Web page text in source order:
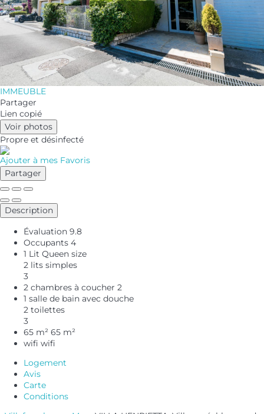
IMMEUBLE
Partager
Lien copié
Voir photos
Propre et désinfecté
Ajouter à mes Favoris
Partager
Description
Évaluation 9.8
Occupants 4
1 Lit Queen size
2 lits simples
3
2 chambres à coucher 2
1 salle de bain avec douche
2 toilettes
3
65 m² 65 m²
wifi wifi
Logement
Avis
Carte
Conditions